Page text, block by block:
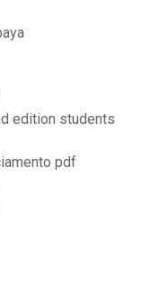
edition students
pdf